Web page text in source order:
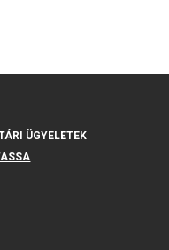
ÜGYELETEK